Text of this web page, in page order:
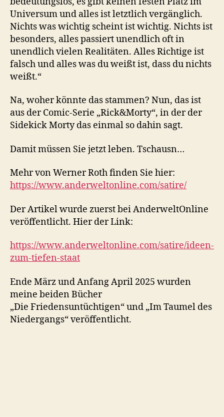
Universum und alles ist letztlich vergänglich.
Nichts was wichtig scheint ist wichtig. Nichts ist
besonders, alles passiert unendlich oft in
unendlich vielen Realitäten. Alles Richtige ist
falsch und alles was du weißt ist, dass du nichts
weißt.“
Na, woher könnte das stammen? Nun, das ist
aus der Comic-Serie „Rick&Morty“, in der der
Sidekick Morty das einmal so dahin sagt.
Damit müssen Sie jetzt leben. Tschausn…
Mehr von Werner Roth finden Sie hier:
https://www.anderweltonline.com/satire/
Der Artikel wurde zuerst bei AnderweltOnline
veröffentlicht. Hier der Link:
https://www.anderweltonline.com/satire/ideen-
zum-tiefen-staat
Ende März und Anfang April 2025 wurden
meine beiden Bücher
„Die Friedensuntüchtigen“ und „Im Taumel des
Niedergangs“ veröffentlicht.